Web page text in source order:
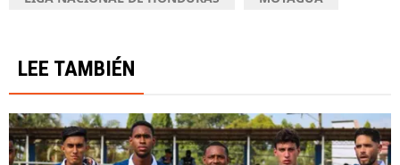
LEE TAMBIÉN